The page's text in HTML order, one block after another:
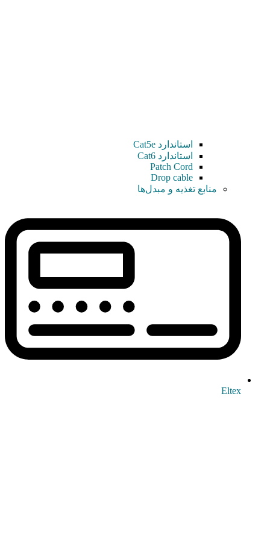
استاندارد Cat5e
استاندارد Cat6
Patch Cord
Drop cable
منابع تغذیه و مبدل‌ها
Eltex